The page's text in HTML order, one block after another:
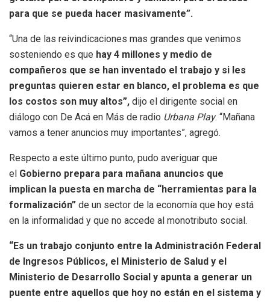
para que se pueda hacer masivamente”.
“Una de las reivindicaciones mas grandes que venimos
sosteniendo es que hay 4 millones y medio de
compañeros que se han inventado el trabajo y si les
preguntas quieren estar en blanco, el problema es que
los costos son muy altos”, dijo el dirigente social en
diálogo con De Acá en Más de radio Urbana Play. “Mañana
vamos a tener anuncios muy importantes”, agregó.
Respecto a este último punto, pudo averiguar que
el Gobierno prepara para mañana anuncios que
implican la puesta en marcha de “herramientas para la
formalización” de un sector de la economía que hoy está
en la informalidad y que no accede al monotributo social.
“Es un trabajo conjunto entre la Administración Federal
de Ingresos Públicos, el Ministerio de Salud y el
Ministerio de Desarrollo Social y apunta a generar un
puente entre aquellos que hoy no están en el sistema y